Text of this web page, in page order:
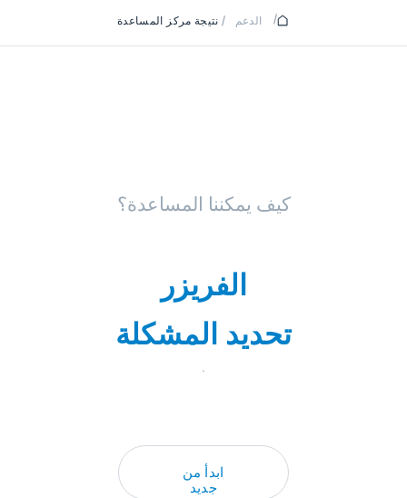
/ الدعم / نتيجة مركز المساعدة
كيف يمكننا المساعدة؟
الفريزر
تحديد المشكلة
ابدأ من
جديد